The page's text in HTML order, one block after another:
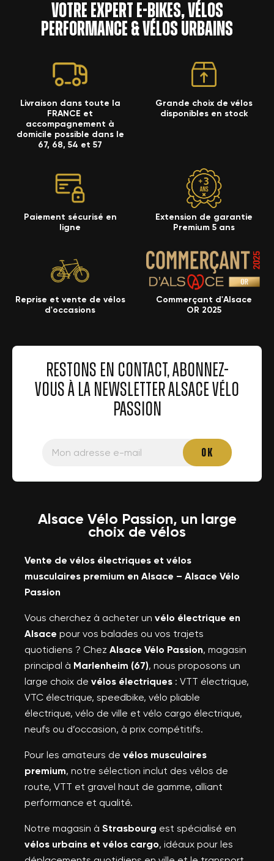
Votre expert e-bikes, vélos
performance & vélos urbains
Livraison dans toute la
FRANCE et
accompagnement à
domicile possible dans le
67, 68, 54 et 57
Grande choix de vélos
disponibles en stock
Paiement sécurisé en
ligne
Extension de garantie
Premium 5 ans
Reprise et vente de vélos
d'occasions
Commerçant d'Alsace
OR 2025
RESTONS EN CONTACT, ABONNEZ-
VOUS À LA NEWSLETTER ALSACE VÉLO
PASSION
Alsace Vélo Passion, un large
choix de vélos
Vente de vélos électriques et vélos
musculaires premium en Alsace – Alsace Vélo
Passion
Vous cherchez à acheter un vélo électrique en
Alsace pour vos balades ou vos trajets
quotidiens ? Chez Alsace Vélo Passion, magasin
principal à Marlenheim (67), nous proposons un
large choix de vélos électriques : VTT électrique,
VTC électrique, speedbike, vélo pliable
électrique, vélo de ville et vélo cargo électrique,
neufs ou d’occasion, à prix compétitifs.
Pour les amateurs de vélos musculaires
premium, notre sélection inclut des vélos de
route, VTT et gravel haut de gamme, alliant
performance et qualité.
Notre magasin à Strasbourg est spécialisé en
vélos urbains et vélos cargo, idéaux pour les